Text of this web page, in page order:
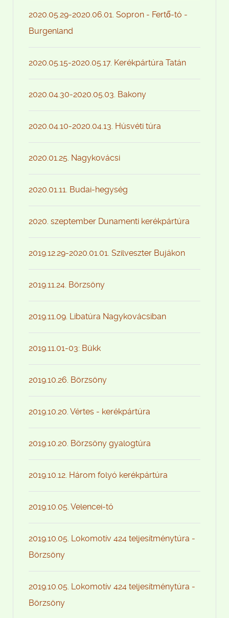
2020.05.29-2020.06.01. Sopron - Fertő-tó -
Burgenland
2020.05.15-2020.05.17. Kerékpártúra Tatán
2020.04.30-2020.05.03. Bakony
2020.04.10-2020.04.13. Húsvéti túra
2020.01.25. Nagykovácsi
2020.01.11. Budai-hegység
2020. szeptember Dunamenti kerékpártúra
2019.12.29-2020.01.01. Szilveszter Bujákon
2019.11.24. Börzsöny
2019.11.09. Libatúra Nagykovácsiban
2019.11.01-03: Bükk
2019.10.26. Börzsöny
2019.10.20. Vértes - kerékpártúra
2019.10.20. Börzsöny gyalogtúra
2019.10.12. Három folyó kerékpártúra
2019.10.05. Velencei-tó
2019.10.05. Lokomotív 424 teljesítménytúra -
Börzsöny
2019.10.05. Lokomotív 424 teljesítménytúra -
Börzsöny